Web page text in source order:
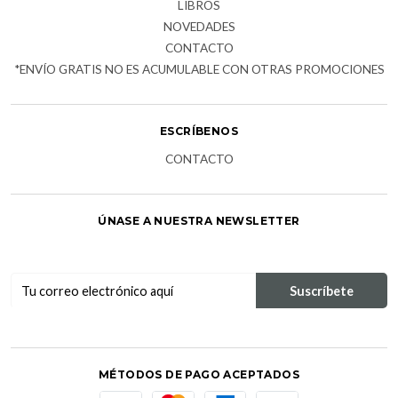
LIBROS
NOVEDADES
CONTACTO
*ENVÍO GRATIS NO ES ACUMULABLE CON OTRAS PROMOCIONES
ESCRÍBENOS
CONTACTO
ÚNASE A NUESTRA NEWSLETTER
MÉTODOS DE PAGO ACEPTADOS